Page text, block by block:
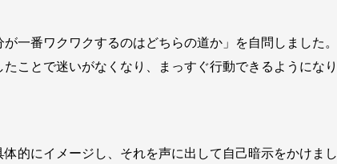
一番ワクワクするのはどちらの道か」を自問しました。
ことで迷いがなくなり、まっすぐ行動できるようになり
的にイメージし、それを声に出して自己暗示をかけまし